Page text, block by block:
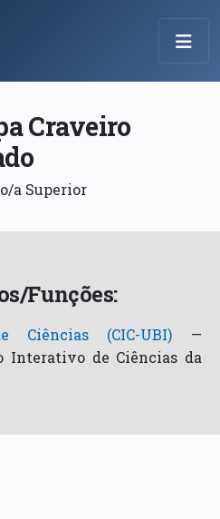
Craveiro
a Superior
Funções:
Ciências (CIC-UBI)
—
Interativo de Ciências da